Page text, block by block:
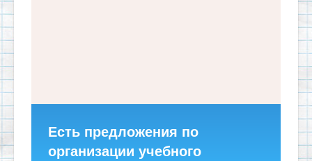
Есть предложения по
организации учебного